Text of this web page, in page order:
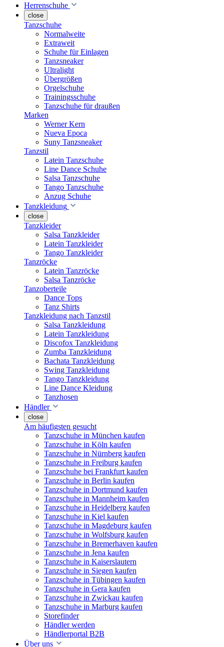
Herrenschuhe
close
Tanzschuhe
Normalweite
Extraweit
Schuhe für Einlagen
Tanzsneaker
Ultralight
Übergrößen
Orgelschuhe
Trainingsschuhe
Tanzschuhe für draußen
Marken
Werner Kern
Nueva Epoca
Suny Tanzsneaker
Tanzstil
Latein Tanzschuhe
Line Dance Schuhe
Salsa Tanzschuhe
Tango Tanzschuhe
Anzug Schuhe
Tanzkleidung
close
Tanzkleider
Salsa Tanzkleider
Latein Tanzkleider
Tango Tanzkleider
Tanzröcke
Latein Tanzröcke
Salsa Tanzröcke
Tanzoberteile
Dance Tops
Tanz Shirts
Tanzkleidung nach Tanzstil
Salsa Tanzkleidung
Latein Tanzkleidung
Discofox Tanzkleidung
Zumba Tanzkleidung
Bachata Tanzkleidung
Swing Tanzkleidung
Tango Tanzkleidung
Line Dance Kleidung
Tanzhosen
Händler
close
Am häufigsten gesucht
Tanzschuhe in München kaufen
Tanzschuhe in Köln kaufen
Tanzschuhe in Nürnberg kaufen
Tanzschuhe in Freiburg kaufen
Tanzschuhe bei Frankfurt kaufen
Tanzschuhe in Berlin kaufen
Tanzschuhe in Dortmund kaufen
Tanzschuhe in Mannheim kaufen
Tanzschuhe in Heidelberg kaufen
Tanzschuhe in Kiel kaufen
Tanzschuhe in Magdeburg kaufen
Tanzschuhe in Wolfsburg kaufen
Tanzschuhe in Bremerhaven kaufen
Tanzschuhe in Jena kaufen
Tanzschuhe in Kaiserslautern
Tanzschuhe in Siegen kaufen
Tanzschuhe in Tübingen kaufen
Tanzschuhe in Gera kaufen
Tanzschuhe in Zwickau kaufen
Tanzschuhe in Marburg kaufen
Storefinder
Händler werden
Händlerportal B2B
Über uns